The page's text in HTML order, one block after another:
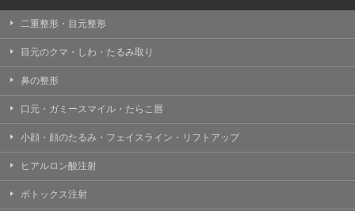
二重整形・目元整形
目元のクマ・しわ・たるみ取り
鼻の整形
口元・ガミースマイル・たらこ唇
小顔・顔のたるみ・フェイスライン・リフトアップ
ヒアルロン酸注射
ボトックス注射